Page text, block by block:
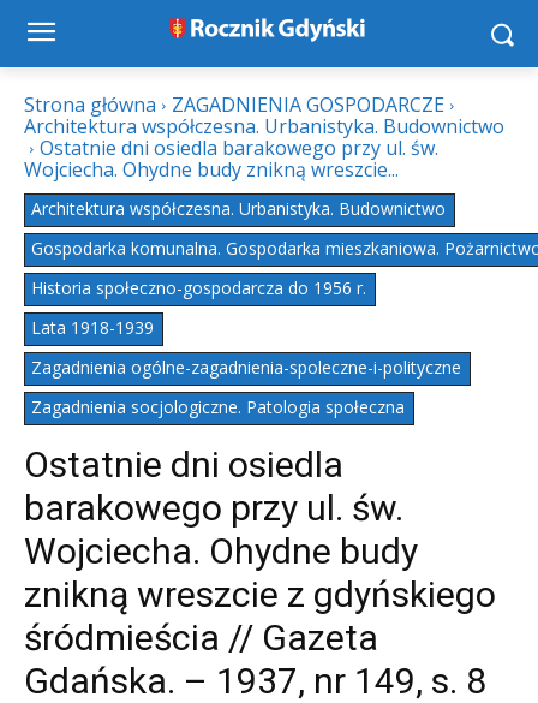
Strona główna
ZAGADNIENIA GOSPODARCZE
Architektura współczesna. Urbanistyka. Budownictwo
Ostatnie dni osiedla barakowego przy ul. św.
Wojciecha. Ohydne budy znikną wreszcie...
Architektura współczesna. Urbanistyka. Budownictwo
Gospodarka komunalna. Gospodarka mieszkaniowa.
Historia społeczno-gospodarcza do 1956 r.
Lata 1918-1939
Zagadnienia ogólne-zagadnienia-spoleczne-i-polityczne
Zagadnienia socjologiczne. Patologia społeczna
Ostatnie dni osiedla
barakowego przy ul. św.
Wojciecha. Ohydne budy
znikną wreszcie z gdyńskiego
śródmieścia // Gazeta
Gdańska. – 1937, nr 149, s. 8